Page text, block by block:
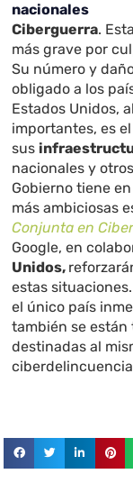
nacionales
Ciberguerra.
más grave por
Su número y
obligado a los
Estados Unidos,
importantes, es
sus
nacionales y
Gobierno tiene
más ambiciosas
Conjunta en
Google, en
Unidos,
estas
el único país
también se están
destinadas al